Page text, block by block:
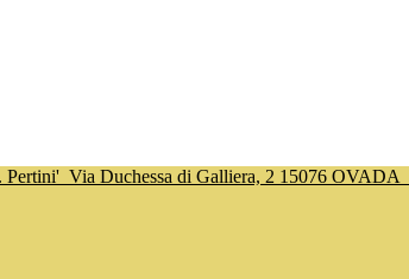
Pertini' Via Duchessa di Galliera, 2 15076 OVADA